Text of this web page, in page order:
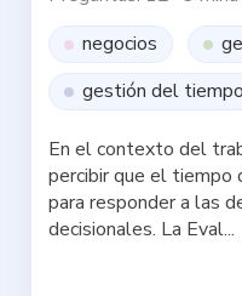
negocios
gestión del tiempo
En el contexto del
percibir que el tiempo
para responder a las
decisionales. La Eval...